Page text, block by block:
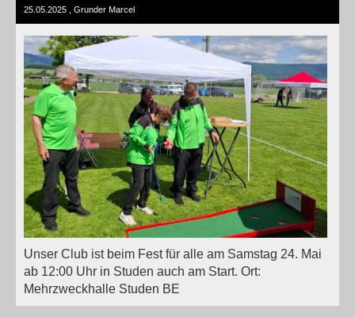
25.05.2025 , Grunder Marcel
Unser Club ist beim Fest für alle am Samstag 24. Mai
ab 12:00 Uhr in Studen auch am Start. Ort:
Mehrzweckhalle Studen BE